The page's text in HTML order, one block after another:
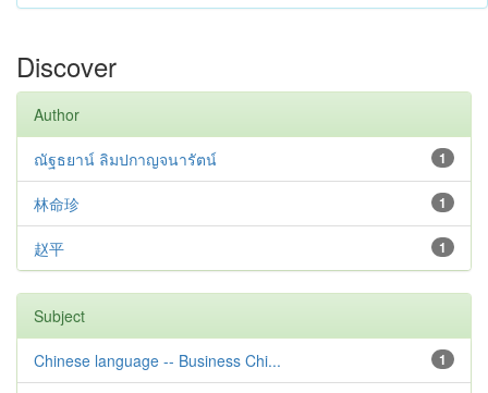
Discover
Author
1
ณัฐธยาน์ ลิมปกาญจนารัตน์
1
林命珍
1
赵平
Subject
1
Chinese language -- Business Chi...